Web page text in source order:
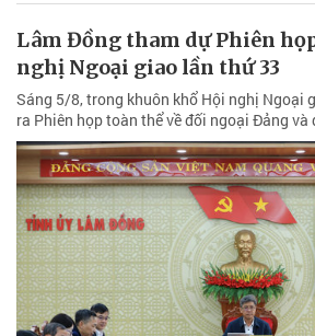
Lâm Đồng tham dự Phiên
nghị Ngoại giao lần thứ 33
Sáng 5/8, trong khuôn khổ Hội nghị Ngoại
ra Phiên họp toàn thể về đối ngoại Đảng